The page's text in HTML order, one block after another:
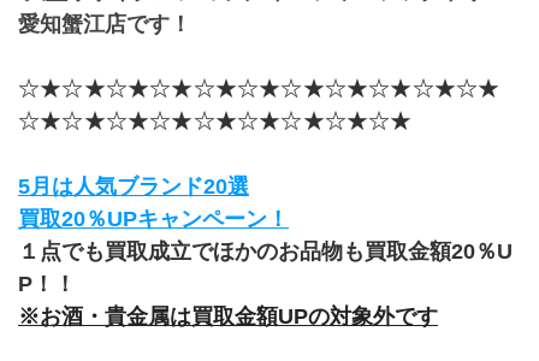
愛知蟹江店です！
☆★☆★☆★☆★☆★☆★☆★☆★☆★☆★☆★
☆★☆★☆★☆★☆★☆★☆★☆★☆★
5月は人気ブランド20選
買取20％UPキャンペーン！
１点でも買取成立でほかのお品物も買取金額20％U
P！！
※お酒・貴金属は買取金額UPの対象外です